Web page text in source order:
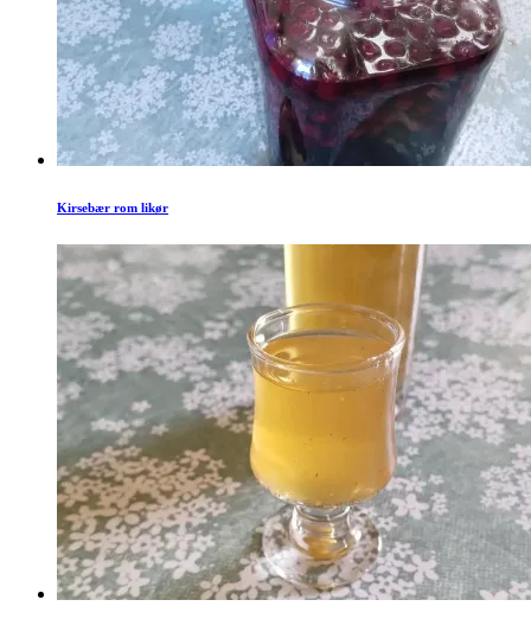
Kirsebær rom likør